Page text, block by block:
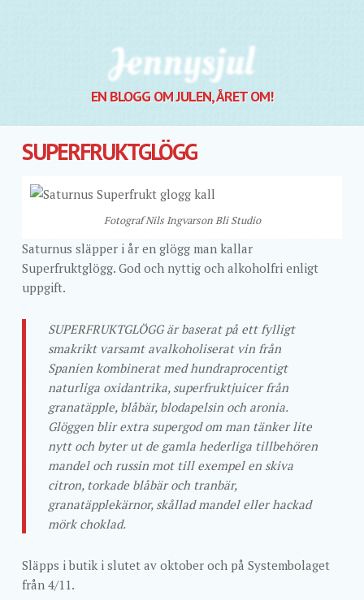
Jennysjul
EN BLOGG OM JULEN, ÅRET OM!
SUPERFRUKTGLÖGG
Fotograf Nils Ingvarson Bli Studio
Saturnus släpper i år en glögg man kallar
Superfruktglögg. God och nyttig och alkoholfri enligt
uppgift.
SUPERFRUKTGLÖGG är baserat på ett fylligt
smakrikt varsamt avalkoholiserat vin från
Spanien kombinerat med hundraprocentigt
naturliga oxidantrika, superfruktjuicer från
granatäpple, blåbär, blodapelsin och aronia.
Glöggen blir extra supergod om man tänker lite
nytt och byter ut de gamla hederliga tillbehören
mandel och russin mot till exempel en skiva
citron, torkade blåbär och tranbär,
granatäpplekärnor, skållad mandel eller hackad
mörk choklad.
Släpps i butik i slutet av oktober och på Systembolaget
från 4/11.